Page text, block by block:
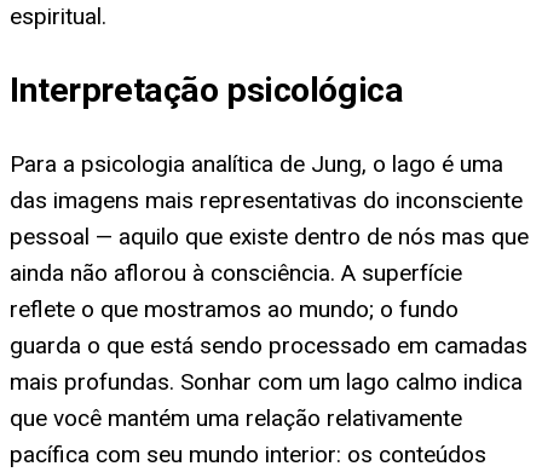
espiritual.
Interpretação psicológica
Para a psicologia analítica de Jung, o lago é uma
das imagens mais representativas do inconsciente
pessoal — aquilo que existe dentro de nós mas que
ainda não aflorou à consciência. A superfície
reflete o que mostramos ao mundo; o fundo
guarda o que está sendo processado em camadas
mais profundas. Sonhar com um lago calmo indica
que você mantém uma relação relativamente
pacífica com seu mundo interior: os conteúdos